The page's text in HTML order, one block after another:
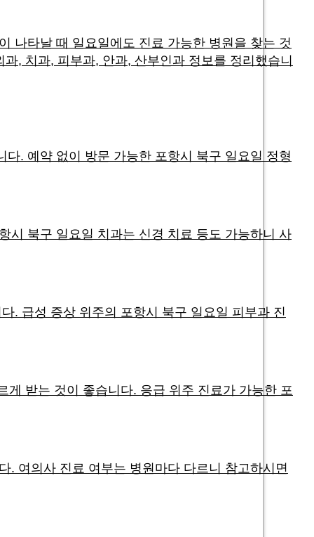
나타날 때 일요일에도 진료 가능한 병원을 찾는 것
, 치과, 피부과, 안과, 산부인과 정보를 정리했습니
. 예약 없이 방문 가능한 포항시 북구 일요일 정형
시 북구 일요일 치과는 신경 치료 등도 가능하니 사
. 급성 증상 위주의 포항시 북구 일요일 피부과 진
받는 것이 좋습니다. 응급 위주 진료가 가능한 포
. 여의사 진료 여부는 병원마다 다르니 참고하시면